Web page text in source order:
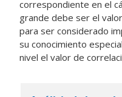
correspondiente en el
grande debe ser el
para ser considerado
su conocimiento
nivel el valor de